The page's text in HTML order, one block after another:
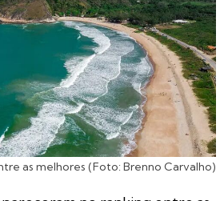
as melhores (Foto: Brenno Carvalho)